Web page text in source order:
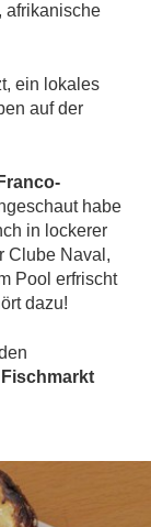
afrikanische
ein lokales
auf der
habe
in lockerer
Clube Naval,
Pool erfrischt
dazu!
Fischmarkt